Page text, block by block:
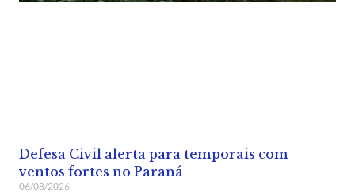
Defesa Civil alerta para temporais com
ventos fortes no Paraná
06/08/2026